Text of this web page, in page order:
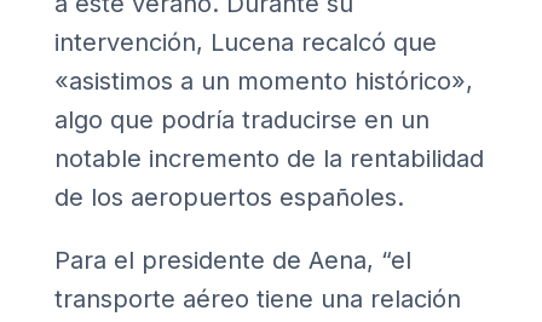
intervención, Lucena recalcó que
«asistimos a un momento histórico»,
algo que podría traducirse en un
notable incremento de la rentabilidad
de los aeropuertos españoles.
Para el presidente de Aena, “el
transporte aéreo tiene una relación